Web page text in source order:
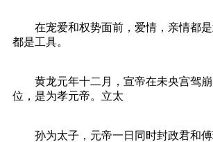
在宠爱和权势面前，爱情，亲情都是
都是工具。
黄龙元年十二月，宣帝在未央宫驾崩
位，是为孝元帝。立太
孙为太子，元帝一日同时封政君和傅